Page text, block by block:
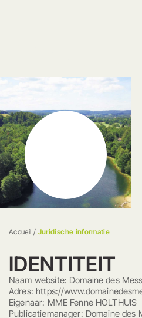
Accueil / Juridische informatie
IDENTITEIT
Naam website: Domaine des
Adres: https://
Eigenaar: MME Fenne HOLTHUIS
Publicatiemanager: Domaine des